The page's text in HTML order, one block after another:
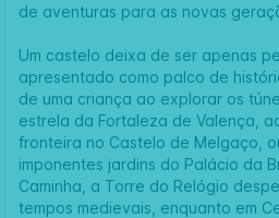
de aventuras para as novas
Um castelo deixa de ser apenas
apresentado como palco de
de uma criança ao explorar os
estrela da Fortaleza de Valença,
fronteira no Castelo de Melgaço,
imponentes jardins do Palácio da
Caminha, a Torre do Relógio
tempos medievais, enquanto em